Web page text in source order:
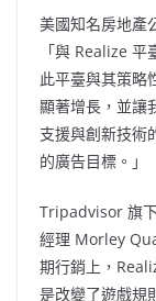
美國知名房地產
「與 Realize
此平臺與其策略
顯著增長，並讓
支援與創新技術
的廣告目標。」
Tripadvisor 旗
經理 Morley
期行銷上，
是改變了遊戲規